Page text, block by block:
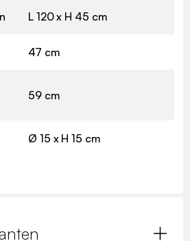
L 120 x H 45 cm
47 cm
59 cm
Ø 15 x H 15 cm